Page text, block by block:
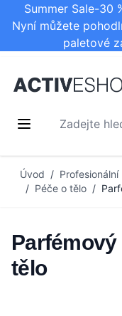
Summer Sale-30
Nyní můžete
paletové
Zadejte
Úvod /
/ Péče o tělo /
tělo